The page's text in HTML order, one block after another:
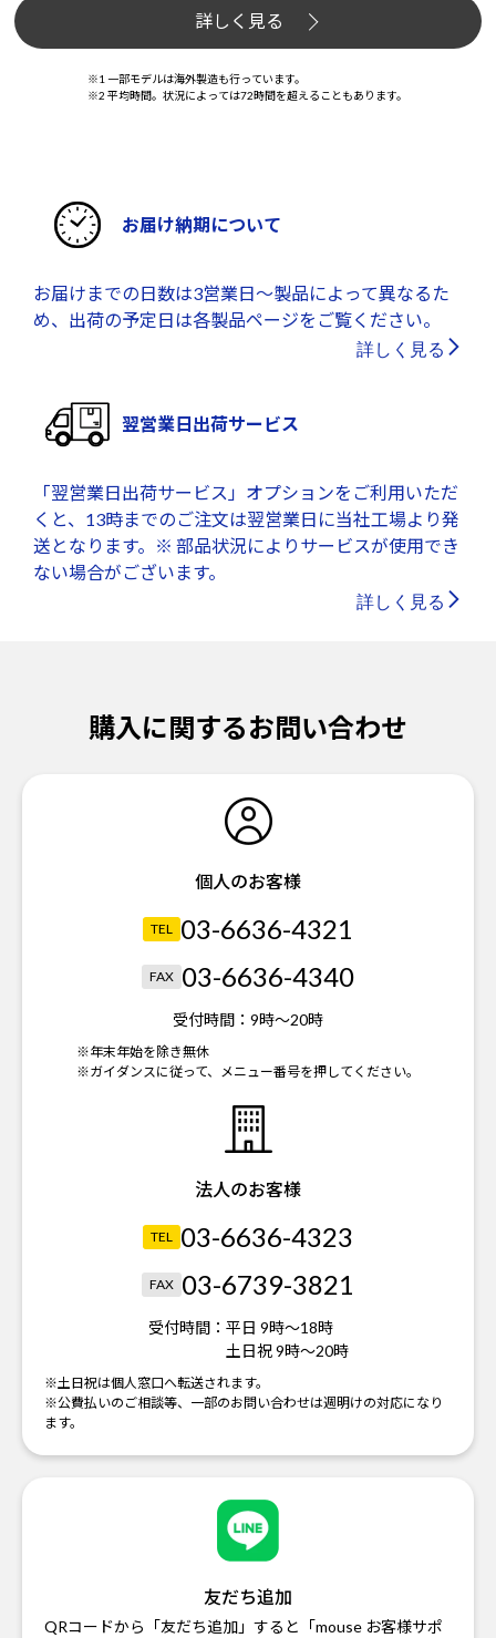
詳しく見る
※1 一部モデルは海外製造も行っています。
※2 平均時間。状況によっては72時間を超えることもあります。
お届け納期について
お届けまでの日数は3営業日～製品によって異なるた
め、出荷の予定日は各製品ページをご覧ください。
詳しく見る
翌営業日出荷サービス
「翌営業日出荷サービス」オプションをご利用いただ
くと、13時までのご注文は翌営業日に当社工場より発
送となります。※ 部品状況によりサービスが使用でき
ない場合がございます。
詳しく見る
購入に関するお問い合わせ
個人のお客様
TEL 03-6636-4321
FAX 03-6636-4340
受付時間： 9時～20時
※年末年始を除き無休
※ガイダンスに従って、メニュー番号を押してください。
法人のお客様
TEL 03-6636-4323
FAX 03-6739-3821
受付時間： 平日 9時～18時
土日祝 9時～20時
※土日祝は個人窓口へ転送されます。
※公費払いのご相談等、一部のお問い合わせは週明けの対応になり
ます。
友だち追加
QRコードから「友だち追加」すると「mouse お客様サポ